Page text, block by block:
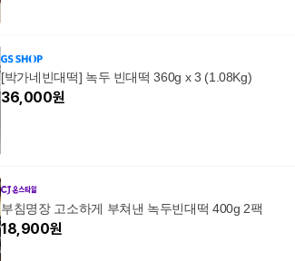
[박가네빈대떡] 녹두 빈대떡 360g x 3 (1.08Kg)
36,000원
부침명장 고소하게 부쳐낸 녹두빈대떡 400g 2팩
18,900원